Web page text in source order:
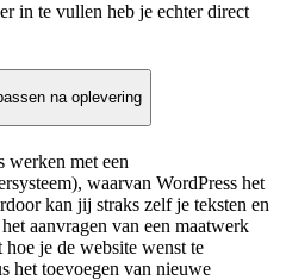
in te vullen heb je echter direct
na oplevering
werken met een
waarvan WordPress het
kan jij straks zelf je teksten en
aanvragen van een maatwerk
je de website wenst te
het toevoegen van nieuwe